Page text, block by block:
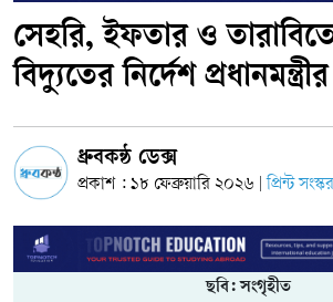
সেহরি, ইফতার ও তারাবিতে
বিদ্যুতের নির্দেশ প্রধানমন্ত্রীর
ধ্রুবকন্ঠ ডেক্স
প্রকাশ : ১৮ ফেব্রুয়ারি ২০২৬ প্রিন্ট
ছবি: সংগৃহীত